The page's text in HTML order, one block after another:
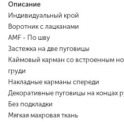
Описание
Индивидуальный крой
Воротник с лацканами
AMF - По шву
Застежка на две пуговицы
Каймовый карман со встроенным
груди
Накладные карманы спереди
Декоративные пуговицы на концах
Без подкладки
Мягкая махровая ткань